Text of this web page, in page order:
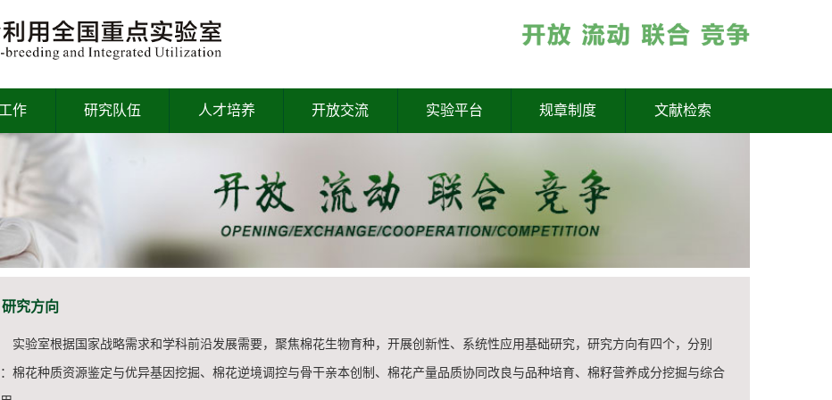
作 研究队伍 人才培养 开放交流 实验平台 规章制度 文献检索
研究方向
实验室根据国家战略需求和学科前沿发展需要，聚焦棉花生物育种，开展创新性、系统性应用基础研究，研究方向有四个，分别
棉花种质资源鉴定与优异基因挖掘、棉花逆境调控与骨干亲本创制、棉花产量品质协同改良与品种培育、棉籽营养成分挖掘与综合